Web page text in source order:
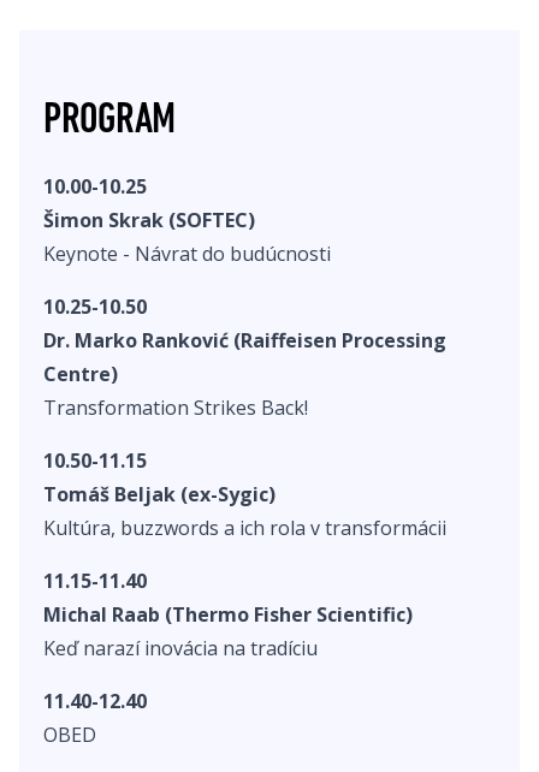
PROGRAM
10.00-10.25
Šimon Skrak (SOFTEC)
Keynote - Návrat do budúcnosti
10.25-10.50
Dr. Marko Ranković (Raiffeisen Processing
Centre)
Transformation Strikes Back!
10.50-11.15
Tomáš Beljak (ex-Sygic)
Kultúra, buzzwords a ich rola v transformácii
11.15-11.40
Michal Raab (Thermo Fisher Scientific)
Keď narazí inovácia na tradíciu
11.40-12.40
OBED